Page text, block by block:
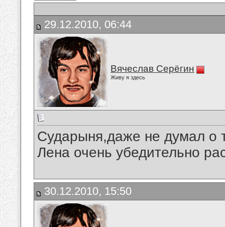
29.12.2010, 06:44
Вячеслав Серёгин
Живу я здесь
Сударыня,даже не думал о
Лена очень убедительно
30.12.2010, 15:50